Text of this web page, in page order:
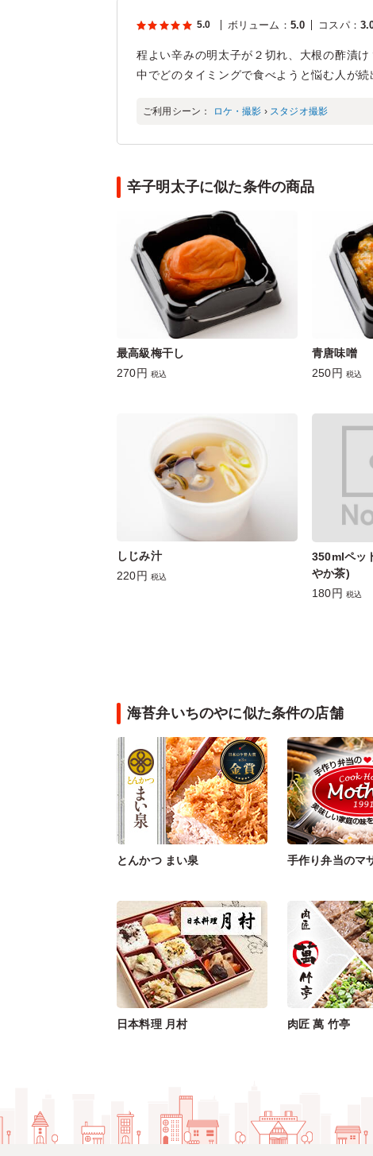
5.0 ボリューム ： 5.0 コスパ：
程よい辛みの明太子が２切れ、大根の酢漬
中でどのタイミングで食べようと悩む人が
ご利用シーン： ロケ・撮影 › スタジオ撮影
辛子明太子に似た条件の商品
最高級梅干し
270円 税込
青唐味噌
250円 税込
しじみ汁
220円 税込
350mlペッ
やか茶)
180円 税込
海苔弁いちのやに似た条件の店舗
とんかつ まい泉 手作り弁当のマ
日本料理 月村 肉匠 萬 竹亭